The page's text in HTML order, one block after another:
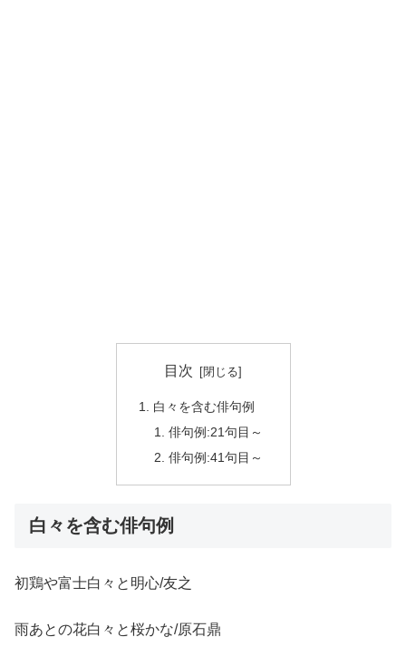
目次
白々を含む俳句例
俳句例:21句目～
俳句例:41句目～
白々を含む俳句例
初鶏や富士白々と明心/友之
雨あとの花白々と桜かな/原石鼎